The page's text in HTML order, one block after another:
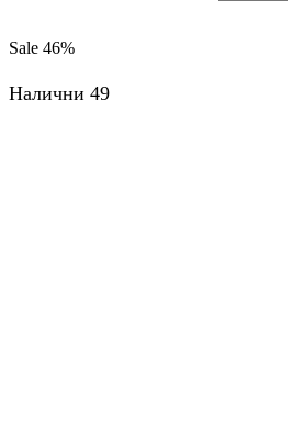
Sale 46%
Налични 49